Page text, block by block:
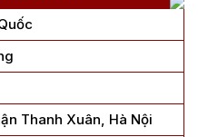
Thanh Xuân, Hà Nội